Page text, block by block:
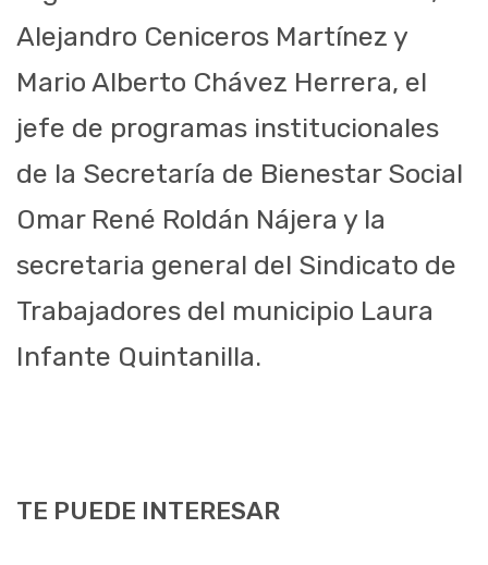
Alejandro Ceniceros Martínez y
Mario Alberto Chávez Herrera, el
jefe de programas institucionales
de la Secretaría de Bienestar Social
Omar René Roldán Nájera y la
secretaria general del Sindicato de
Trabajadores del municipio Laura
Infante Quintanilla.
TE PUEDE INTERESAR